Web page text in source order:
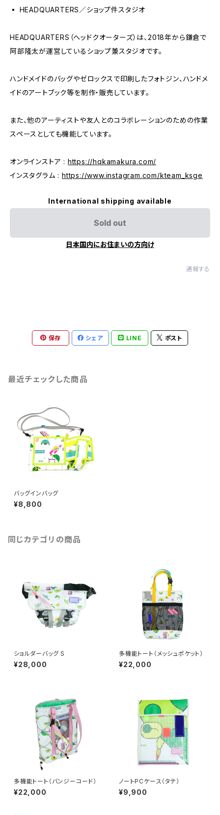
▪️ HEADQUARTERS／ショップ件スタジオ
HEADQUARTERS（ヘッドクオーターズ）は、2018年から鎌倉で
阿部隆太が運営しているショップ兼スタジオです。
ハンドメイドのバッグやゼロックスで印刷したフォトジン、ハンドメ
イドのアートブック等を制作・販売しています。
また、他のアーティストや友人とのコラボレーションのための作業
スペースとしても機能しています。
オンラインストア : https://hqkamakura.com/
インスタグラム :https://www.instagram.com/kteam_ksge
International shipping available
Sold out
日本国内にお住まいの方向け
通報する
保存 シェア LINE ポスト
最近チェックした商品
バッグインバッグ
¥8,800
同じカテゴリの商品
ショルダーバッグ S
¥28,000
多機能トート（メッシュポケット）
¥22,000
多機能トート（バンジーコード）
¥22,000
ノートPCケース（タテ）
¥9,900